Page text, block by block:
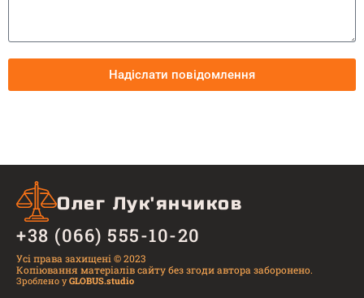
Надіслати повідомлення
Олег Лук'янчиков
+38 (066) 555-10-20
Усі права захищені © 2023
Копіювання матеріалів сайту без згоди автора заборонено.
Зроблено уGLOBUS.studio